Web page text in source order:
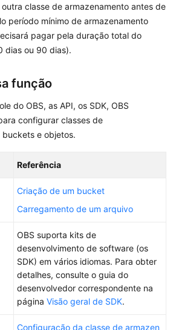
classe de armazenamento antes de
período mínimo de armazenamento
pagar pela duração total do
dias ou 90 dias).
função
do OBS, as API, os SDK, OBS
configurar classes de
e objetos.
Referência
Criação de um bucket
Carregamento de um arquivo
OBS suporta kits de
desenvolvimento de software (os
SDK) em vários idiomas. Para obter
detalhes, consulte o guia do
desenvolvedor correspondente na
página Visão geral de SDK.
Configuração da classe de armazen